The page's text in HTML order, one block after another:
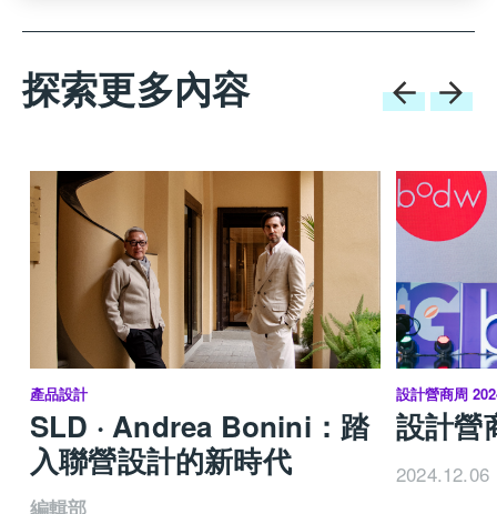
探索更多內容
產品設計
SLD · Andrea Bonini：踏
入聯營設計的新時代
編輯部
設計營商周
設計營
2024.12.06